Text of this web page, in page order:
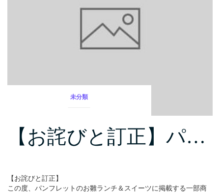
未分類
【お詫びと訂正】パ…
【お詫びと訂正】
この度、パンフレットのお雛ランチ＆スイーツに掲載する一部商